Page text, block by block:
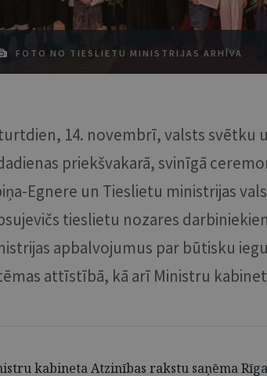
FOTO NO TIESLIETU MINISTRIJAS ARHĪVA
14. novembrī, valsts svētku
priekšvakarā, svinīgā
Egnere un Tieslietu ministrijas
tieslietu nozares
apbalvojumus par būtisku
attīstībā, kā arī Ministru
kabineta Atzinības rakstu saņēma